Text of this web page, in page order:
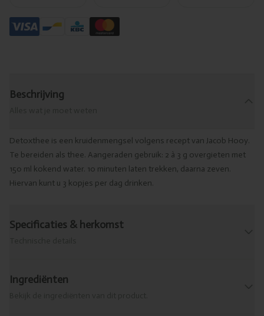
Beschrijving
Detoxthee is een kruidenmengsel volgens recept van Jacob Hooy.
Te bereiden als thee. Aangeraden gebruik: 2 à 3 g overgieten met
150 ml kokend water. 10 minuten laten trekken, daarna zeven.
Hiervan kunt u 3 kopjes per dag drinken.
Specificaties & herkomst
Ingrediënten